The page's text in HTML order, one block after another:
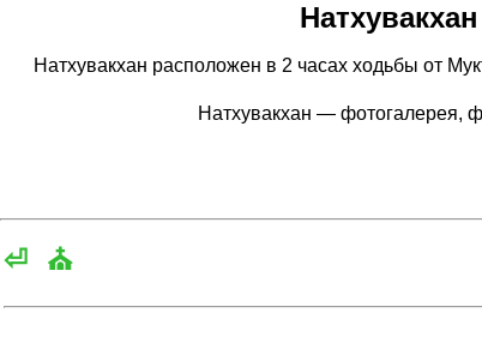
Натхувакхан
Натхувакхан расположен в 2 часах ходьбы от
Натхувакхан — фотогалерея,
⏎ ⛪